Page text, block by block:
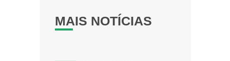
MAIS NOTÍCIAS